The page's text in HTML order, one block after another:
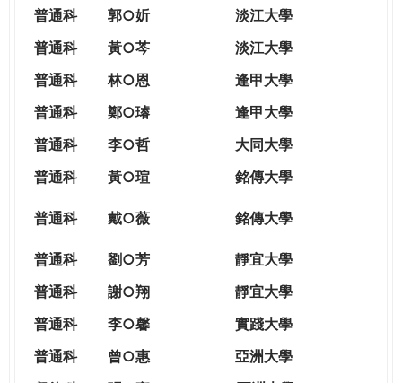
普通科
郭○妡
淡江大學
普通科
黃○芩
淡江大學
普通科
林○恩
逢甲大學
普通科
鄭○璿
逢甲大學
普通科
李○哲
大同大學
普通科
黃○瑄 銘傳大學
普通科 戴○薇 銘傳大學
普通科 劉○芳
靜宜大學
普通科
謝○翔
靜宜大學
普通科
李○馨
實踐大學
普通科
曾○惠
亞洲大學